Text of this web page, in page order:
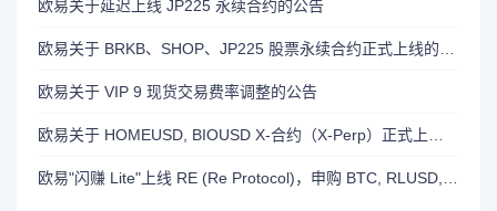
欧易关于延迟上线 JP225 永续合约的公告
欧易关于 VIP 9 现货交易费率调整的公告